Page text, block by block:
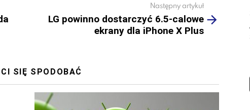
Następny artykuł
LG powinno dostarczyć 6.5-calowe
ekrany dla iPhone X Plus
SIĘ SPODOBAĆ